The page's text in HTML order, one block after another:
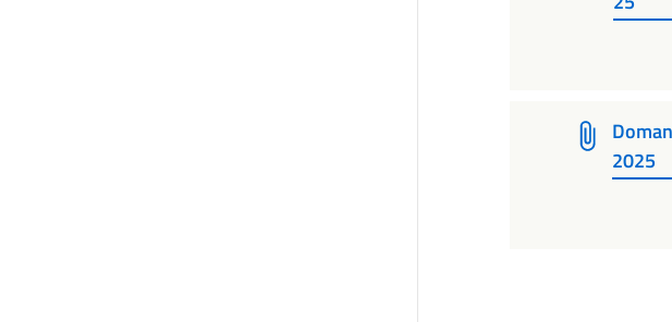
2025